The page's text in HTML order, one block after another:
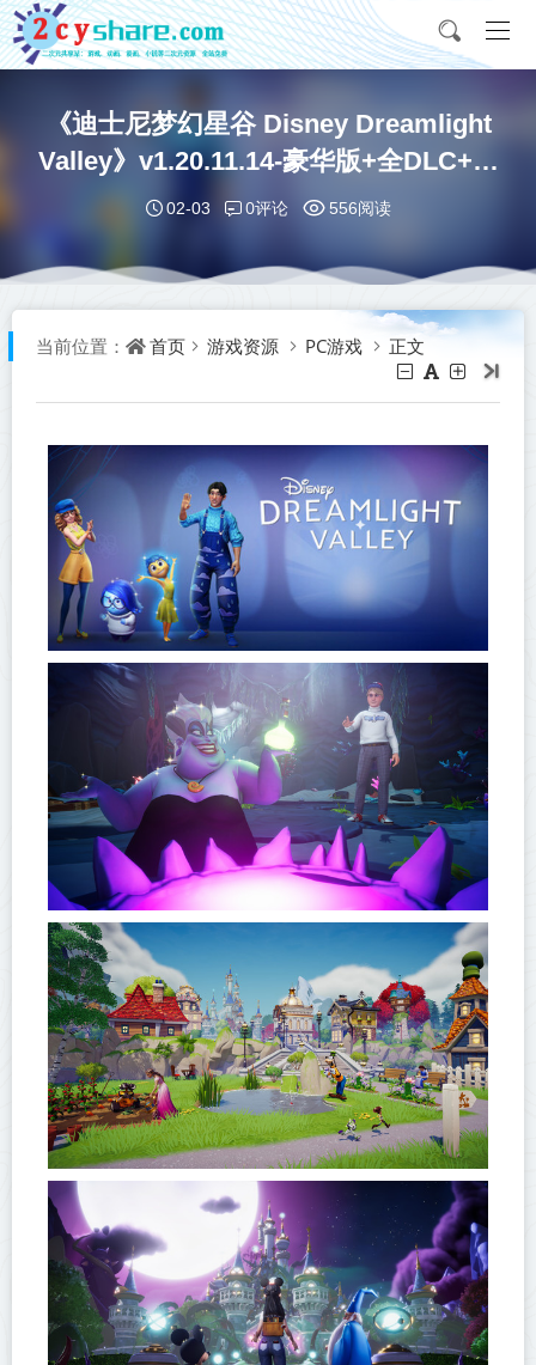
《迪士尼梦幻星谷 Disney Dreamlight
Valley》v1.20.11.14-豪华版+全DLC+送
修改器丨中文版网盘下载
02-03 0评论 556阅读
当前位置： 首页 游戏资源 PC游戏 正文